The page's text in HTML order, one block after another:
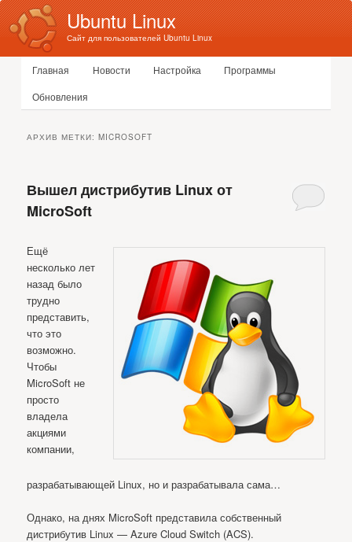
Ubuntu Linux
Сайт для пользователей Ubuntu Linux
Главное меню
Перейти к основному содержимому
Перейти к дополнительному содержимому
Главная Новости Настройка
Программы
Обновления
АРХИВ МЕТКИ:MICROSOFT
Вышел дистрибутив Linux от
MicroSoft
Ещё
несколько лет
назад было
трудно
представить,
что это
возможно.
Чтобы
MicroSoft не
просто
владела
акциями
компании,
разрабатывающей Linux, но и разрабатывала сама…
Однако, на днях MicroSoft представила собственный
дистрибутив Linux — Azure Cloud Switch (ACS).